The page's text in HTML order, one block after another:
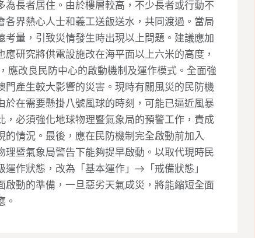
長者居住。由於樓層較高，不少長者或行動不
界熱心人士和義工送飯送水，共同渡過。當局
量，引致災情發生時出現以上問題。建議應加
研究將供電設施改在海平面以上六米的高度，
應改良民防中心的啟動機制及運作模式。全面強
產生較大影響的災害。現時有關風災的民防機
在需要懸掛八號風球的時刻，可能已逼近風暴
，必須強化地球物理暨氣象局的預警工作，責成
情況。最後，應在民防機制完全啟動前加入
理暨氣象局警告下能夠提早啟動。以取代現時民
作狀態，改為「基本運作」→「戒備狀態」
動的準備，一旦惡劣天氣成災，將能縮短全面
。